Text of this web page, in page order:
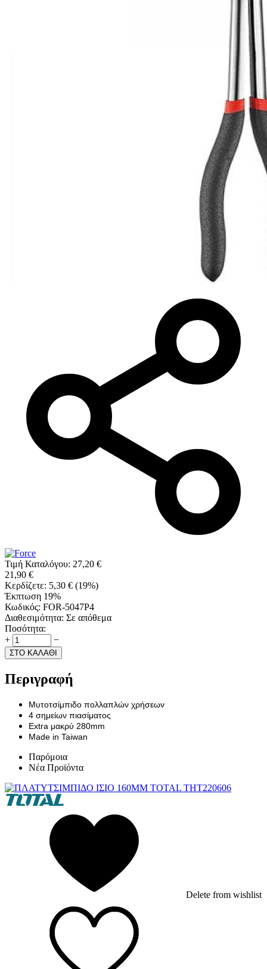
Τιμή Καταλόγου: 27,20 €
21,90 €
Κερδίζετε: 5,30 € (19%)
Έκπτωση 19%
Κωδικός: FOR-5047P4
Διαθεσιμότητα: Σε απόθεμα
Ποσότητα:
+
−
ΣΤΟ ΚΑΛΑΘΙ
Περιγραφή
Μυτοτσίμπιδο πολλαπλών χρήσεων
4 σημείων πιασίματος
Extra μακρύ 280mm
Made in Taiwan
Παρόμοια
Νέα Προϊόντα
Delete from wishlist